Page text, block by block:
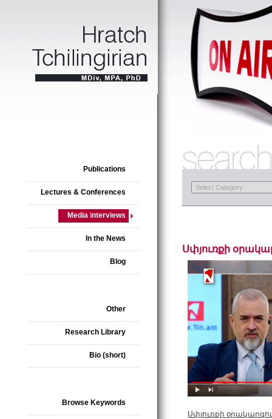
Publications
Lectures & Conferences
Media interviews
In the News
Blog
Other
Research Library
Bio (short)
Browse Keywords
Սփյուռքի
Սփյուռքի